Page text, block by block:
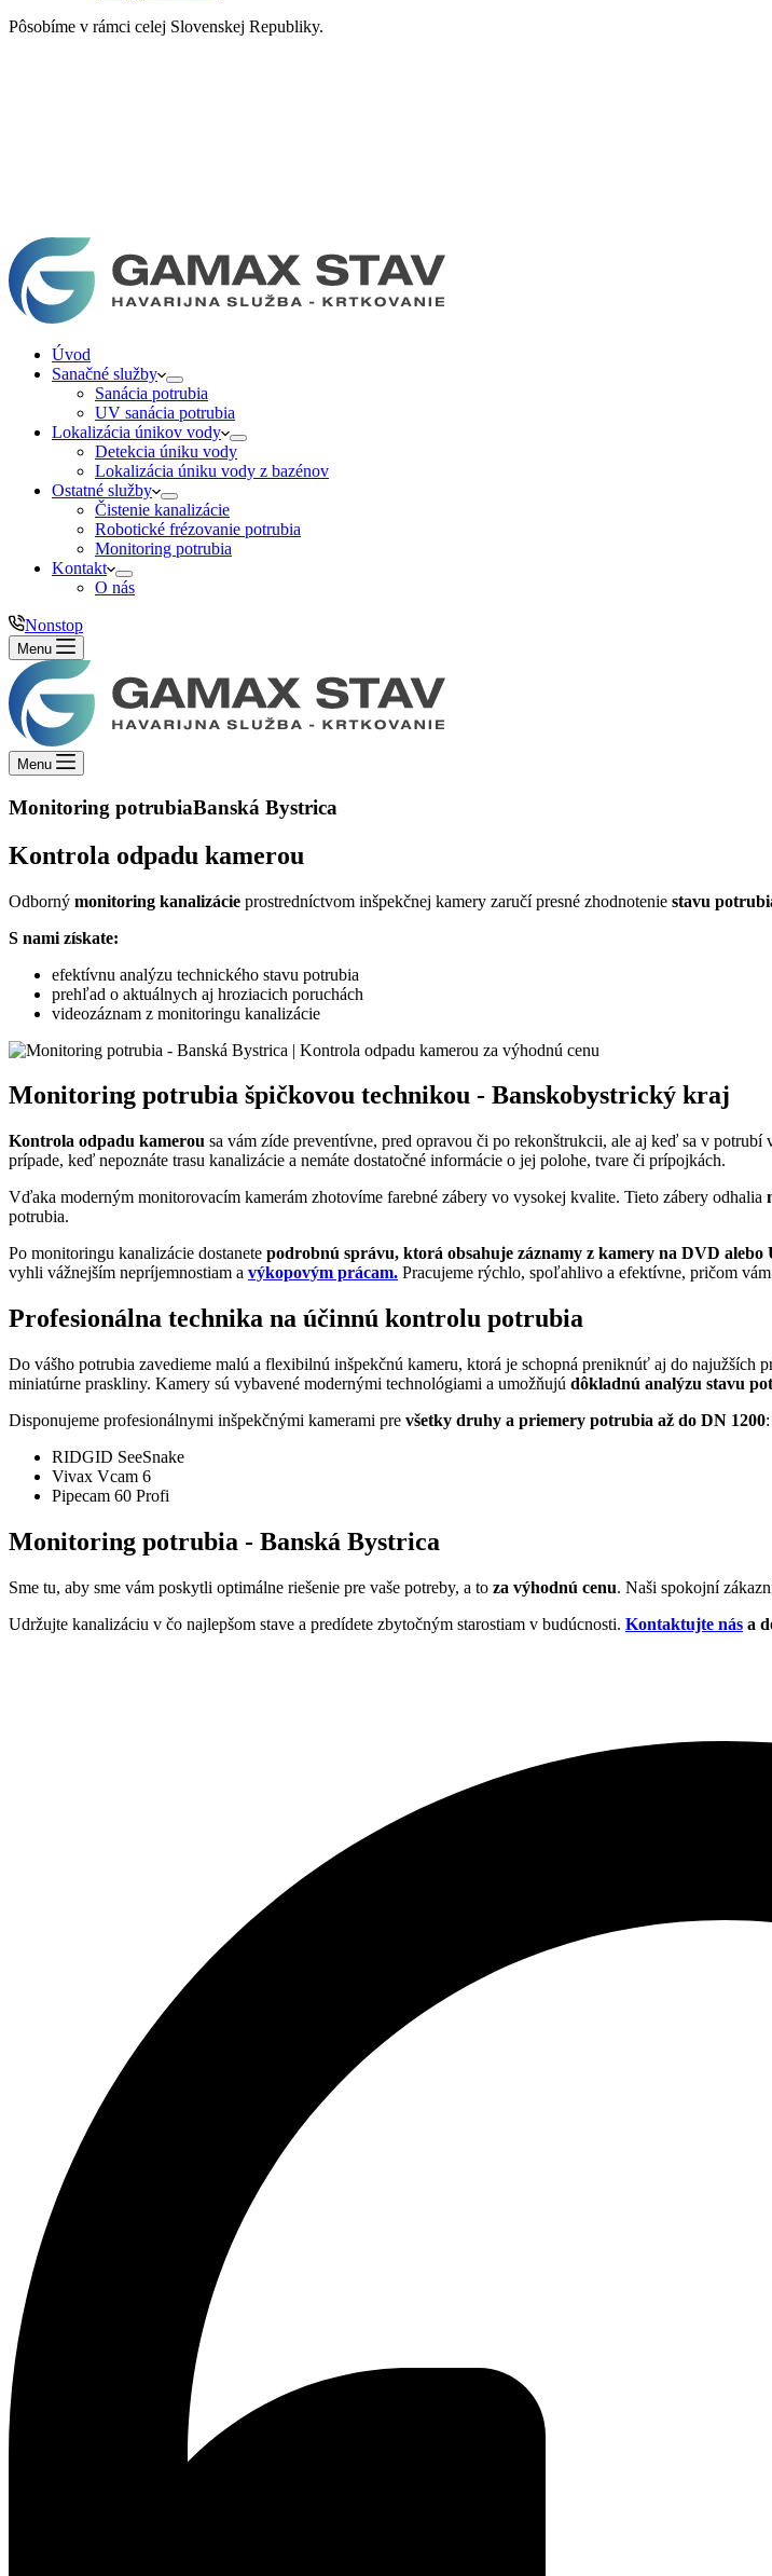
Pôsobíme v rámci celej Slovenskej Republiky.
Úvod
Sanačné služby
Sanácia potrubia
UV sanácia potrubia
Lokalizácia únikov vody
Detekcia úniku vody
Lokalizácia úniku vody z bazénov
Ostatné služby
Čistenie kanalizácie
Robotické frézovanie potrubia
Monitoring potrubia
Kontakt
O nás
Nonstop
Menu
Menu
Monitoring potrubiaBanská Bystrica
Kontrola odpadu kamerou
Odborný monitoring kanalizácie prostredníctvom inšpekčnej kamery zaručí presné zhodnotenie stavu
S nami získate:
efektívnu analýzu technického stavu potrubia
prehľad o aktuálnych aj hroziacich poruchách
videozáznam z monitoringu kanalizácie
Monitoring potrubia špičkovou technikou - Banskobystrický kraj
Kontrola odpadu kamerou sa vám zíde preventívne, pred opravou či po rekonštrukcii, ale aj keď sa v
prípade, keď nepoznáte trasu kanalizácie a nemáte dostatočné informácie o jej polohe, tvare či prípojkách.
Vďaka moderným monitorovacím kamerám zhotovíme farebné zábery vo vysokej kvalite. Tieto zábery odhalia
potrubia.
Po monitoringu kanalizácie dostanete podrobnú správu, ktorá obsahuje záznamy z kamery na DVD alebo
vyhli vážnejším nepríjemnostiam a výkopovým prácam. Pracujeme rýchlo, spoľahlivo a efektívne, pričom
Profesionálna technika na účinnú kontrolu potrubia
Do vášho potrubia zavedieme malú a flexibilnú inšpekčnú kameru, ktorá je schopná preniknúť aj do najužších
miniatúrne praskliny. Kamery sú vybavené modernými technológiami a umožňujú dôkladnú analýzu stavu
Disponujeme profesionálnymi inšpekčnými kamerami pre všetky druhy a priemery potrubia až do DN 1200:
RIDGID SeeSnake
Vivax Vcam 6
Pipecam 60 Profi
Monitoring potrubia - Banská Bystrica
Sme tu, aby sme vám poskytli optimálne riešenie pre vaše potreby, a to za výhodnú cenu. Naši spokojní
Udržujte kanalizáciu v čo najlepšom stave a predídete zbytočným starostiam v budúcnosti. Kontaktujte nás a